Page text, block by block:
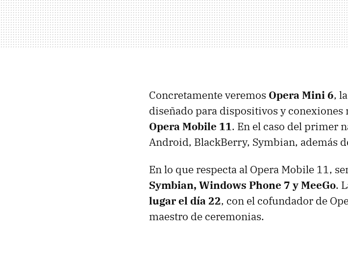
Concretamente veremos Opera Mini 6,
diseñado para dispositivos y conexiones
Opera Mobile 11. En el caso del primer
Android, BlackBerry, Symbian, además
En lo que respecta al Opera Mobile 11,
Symbian, Windows Phone 7 y MeeGo.
lugar el día 22, con el cofundador de
maestro de ceremonias.